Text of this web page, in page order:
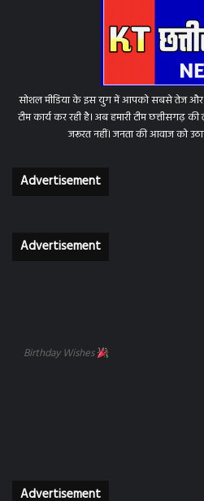
सोशल मीडिया के इस युग में आपको सबसे तेज और
टीम कार्य कर रही है। अब हमारी टीम
जरूरत नहीं। जनता की आवाज को
Advertisement
Advertisement
Birthday Wishes
Advertisement